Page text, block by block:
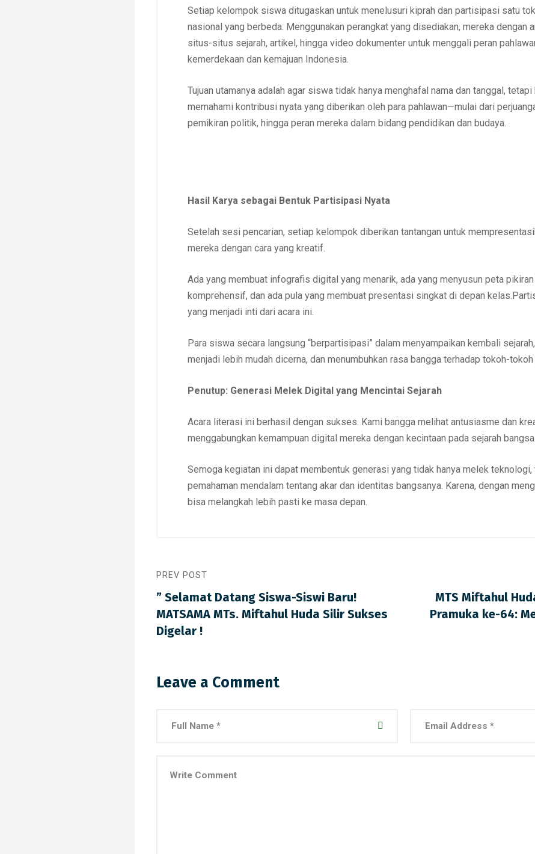
Setiap kelompok siswa ditugaskan untuk menelusuri kiprah dan partisipasi satu
nasional yang berbeda. Menggunakan perangkat yang disediakan, mereka dengan
situs-situs sejarah, artikel, hingga video dokumenter untuk menggali peran
kemerdekaan dan kemajuan Indonesia.
Tujuan utamanya adalah agar siswa tidak hanya menghafal nama dan tanggal,
memahami kontribusi nyata yang diberikan oleh para pahlawan—mulai dari
pemikiran politik, hingga peran mereka dalam bidang pendidikan dan budaya.
Hasil Karya sebagai Bentuk Partisipasi Nyata
Setelah sesi pencarian, setiap kelompok diberikan tantangan untuk
mereka dengan cara yang kreatif.
Ada yang membuat infografis digital yang menarik, ada yang menyusun peta
komprehensif, dan ada pula yang membuat presentasi singkat di depan
yang menjadi inti dari acara ini.
Para siswa secara langsung “berpartisipasi” dalam menyampaikan kembali
menjadi lebih mudah dicerna, dan menumbuhkan rasa bangga terhadap tokoh-
Penutup: Generasi Melek Digital yang Mencintai Sejarah
Acara literasi ini berhasil dengan sukses. Kami bangga melihat antusiasme dan
menggabungkan kemampuan digital mereka dengan kecintaan pada sejarah bangsa.
Semoga kegiatan ini dapat membentuk generasi yang tidak hanya melek
pemahaman mendalam tentang akar dan identitas bangsanya. Karena, dengan
bisa melangkah lebih pasti ke masa depan.
PREV POST
” Selamat Datang Siswa-Siswi Baru!
MATSAMA MTs. Miftahul Huda Silir Sukses
Digelar !
MTS Miftahul
Pramuka ke-64:
Leave a Comment